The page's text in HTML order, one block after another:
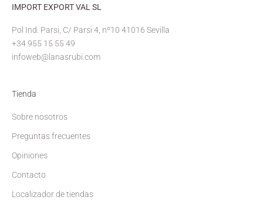
IMPORT EXPORT VAL SL
Pol Ind. Parsi, C/ Parsi 4, nº10 41016 Sevilla
+34 955 15 55 49
infoweb@lanasrubi.com
Tienda
Sobre nosotros
Preguntas frecuentes
Opiniones
Contacto
Localizador de tiendas